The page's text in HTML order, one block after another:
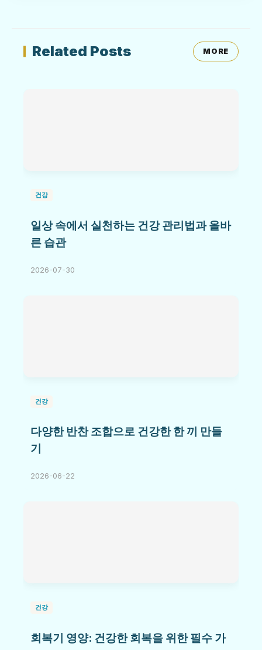
Related Posts MORE
건강
일상 속에서 실천하는 건강 관리법과 올바
른 습관
2026-07-30
건강
다양한 반찬 조합으로 건강한 한 끼 만들
기
2026-06-22
건강
회복기 영양: 건강한 회복을 위한 필수 가